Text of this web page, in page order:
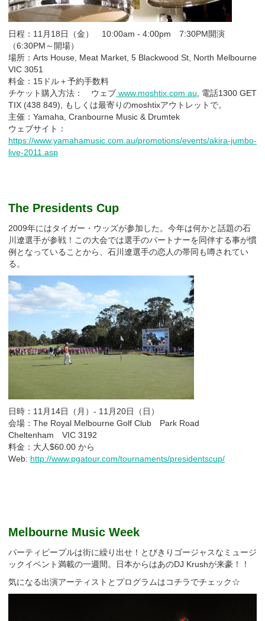
日程：11月18日（金） 10:00am - 4:00pm 7:30PM開演
（6:30PM～開場）
場所：Arts House, Meat Market, 5 Blackwood St, North Melbourne
VIC 3051
料金：15ドル＋予約手数料
チケット購入方法： ウェブ www.moshtix.com.au , 電話1300 GET
TIX (438 849), もしくは最寄りのmoshtixアウトレットで。
主催：Yamaha, Cranbourne Music & Drumtek
ウェブサイト：
https://www.yamahamusic.com.au/promotions/events/akira-jumbo-
live-2011.asp
The Presidents Cup
2009年にはタイガー・ウッズが参加した。今年は何かと話題の石
川遼選手が参戦！この大会では選手のパートナーを同伴する事が慣
例となっていることから、石川遼選手の恋人の帯同も噂されてい
る。
日時：11月14日（月）- 11月20日（日）
会場：The Royal Melbourne Golf Club Park Road
Cheltenham VIC 3192
料金：大人$60.00 から
Web: http://www.pgatour.com/tournaments/presidentscup/
Melbourne Music Week
パーティピープルは街に繰り出せ！とびきりゴージャスなミュージ
ックイベント満載の一週間。日本からはあのDJ Krushが来豪！！
気になる出演アーティストとプログラムはコチラでチェック☆